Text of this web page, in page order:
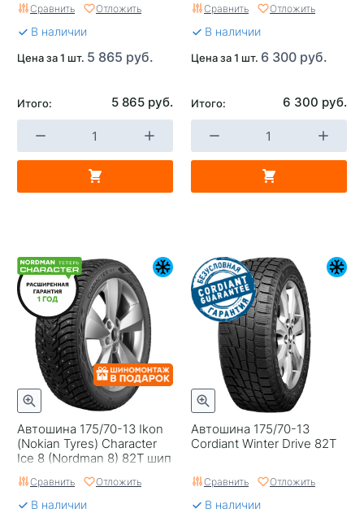
Сравнить Отложить
В наличии
Цена за 1 шт. 5 865 руб.
Итого: 5 865 руб.
Сравнить Отложить
В наличии
Цена за 1 шт. 6 300 руб.
Итого: 6 300 руб.
Автошина 175/70-13 Ikon
(Nokian Tyres) Character
Ice 8 (Nordman 8) 82T шип
Сравнить Отложить
В наличии
Автошина 175/70-13
Cordiant Winter Drive 82T
Сравнить Отложить
В наличии